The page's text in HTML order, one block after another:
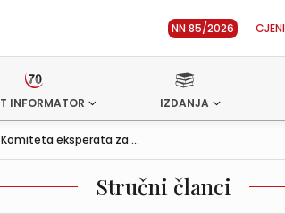
NN 85/2026
INFORMATOR IZDANJA
eksperata za ...
Stručni članci